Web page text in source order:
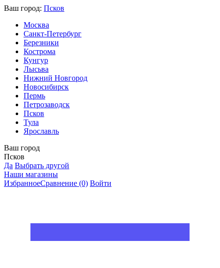
Ваш город: Псков
Москва
Санкт-Петербург
Березники
Кострома
Кунгур
Лысьва
Нижний Новгород
Новосибирск
Пермь
Петрозаводск
Псков
Тула
Ярославль
Ваш город
Псков
Да Выбрать другой
Наши магазины
ИзбранноеСравнение (0) Войти